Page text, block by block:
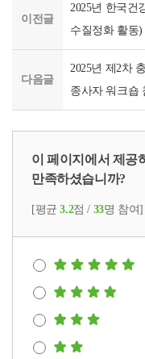
이전글
2025년 한국건
수질정화 활동)
다음글
2025년 제2차
종사자 워크숍
이 페이지에서 제공
만족하셨습니까?
[평균3.2점 / 33명 참여]